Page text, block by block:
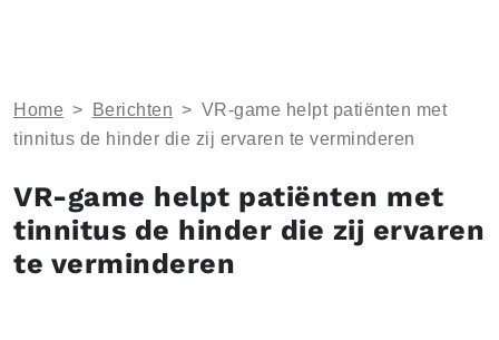
Home > Berichten > VR-game helpt patiënten met
tinnitus de hinder die zij ervaren te verminderen
VR-game helpt patiënten met
tinnitus de hinder die zij ervaren
te verminderen